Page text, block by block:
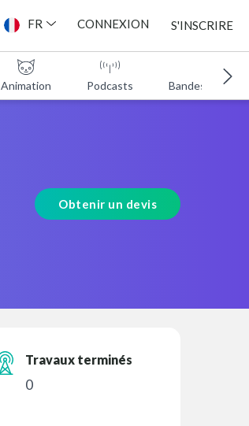
FR CONNEXION S'INSCRIRE
Animation Podcasts Bandes
Obtenir un devis
Travaux terminés
0